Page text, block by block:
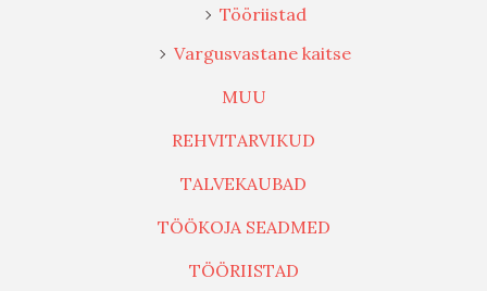
Tööriistad
Vargusvastane kaitse
MUU
REHVITARVIKUD
TALVEKAUBAD
TÖÖKOJA SEADMED
TÖÖRIISTAD